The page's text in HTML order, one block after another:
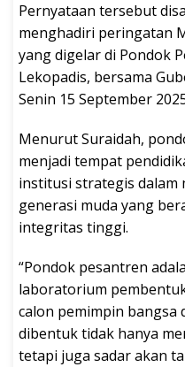
Pernyataan tersebut
menghadiri peringatan
yang digelar di Pondok
Lekopadis, bersama
Senin 15 September
Menurut Suraidah,
menjadi tempat
institusi strategis
generasi muda yang
integritas tinggi.
“Pondok pesantren
laboratorium
calon pemimpin bangsa
dibentuk tidak hanya
tetapi juga sadar akan